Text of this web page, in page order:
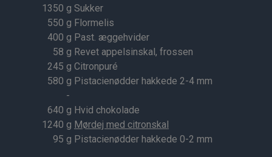
1350 g Sukker
550 g Flormelis
400 g Past. æggehvider
58 g Revet appelsinskal, frossen
245 g Citronpuré
580 g Pistacienødder hakkede 2-4 mm
-
640 g Hvid chokolade
1240 g Mørdej med citronskal
95 g Pistacienødder hakkede 0-2 mm